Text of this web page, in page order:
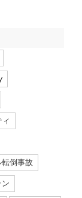
倒事故